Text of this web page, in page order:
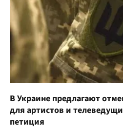
В Украине предлагают
для артистов и
петиция